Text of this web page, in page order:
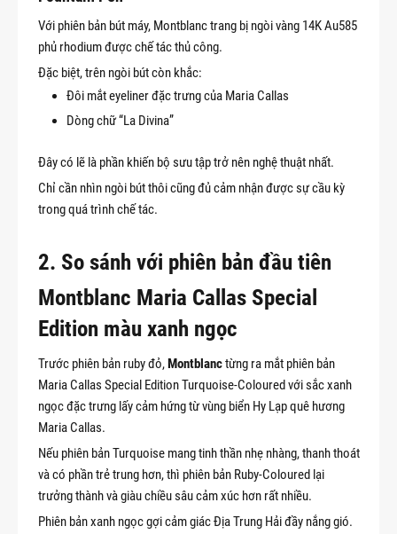
Với phiên bản bút máy, Montblanc trang bị ngòi vàng 14K Au585
phủ rhodium được chế tác thủ công.
Đặc biệt, trên ngòi bút còn khắc:
Đôi mắt eyeliner đặc trưng của Maria Callas
Dòng chữ “La Divina”
Đây có lẽ là phần khiến bộ sưu tập trở nên nghệ thuật nhất.
Chỉ cần nhìn ngòi bút thôi cũng đủ cảm nhận được sự cầu kỳ
trong quá trình chế tác.
2. So sánh với phiên bản đầu tiên
Montblanc Maria Callas Special
Edition màu xanh ngọc
Trước phiên bản ruby đỏ,Montblanctừng ra mắt phiên bản
Maria Callas Special Edition Turquoise-Coloured với sắc xanh
ngọc đặc trưng lấy cảm hứng từ vùng biển Hy Lạp quê hương
Maria Callas.
Nếu phiên bản Turquoise mang tinh thần nhẹ nhàng, thanh thoát
và có phần trẻ trung hơn, thì phiên bản Ruby-Coloured lại
trưởng thành và giàu chiều sâu cảm xúc hơn rất nhiều.
Phiên bản xanh ngọc gợi cảm giác Địa Trung Hải đầy nắng gió.